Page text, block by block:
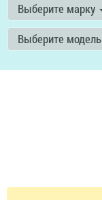
Выберите марку
Выберите модель